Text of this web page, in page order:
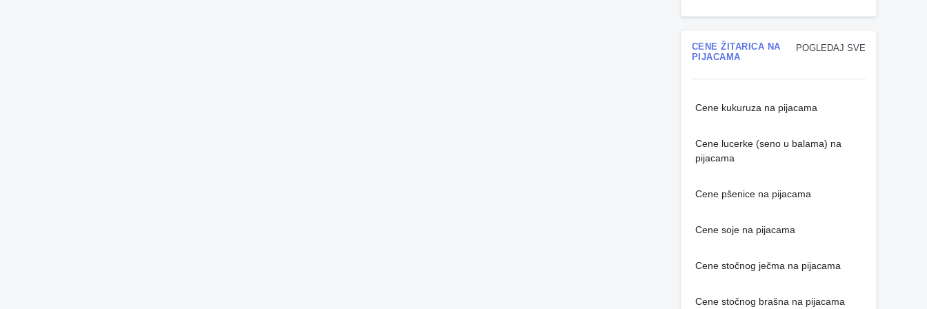
POGLEDAJ SVE
CENE ŽITARICA NA
PIJACAMA
Cene kukuruza na pijacama
Cene lucerke (seno u balama) na
pijacama
Cene pšenice na pijacama
Cene soje na pijacama
Cene stočnog ječma na pijacama
Cene stočnog brašna na pijacama